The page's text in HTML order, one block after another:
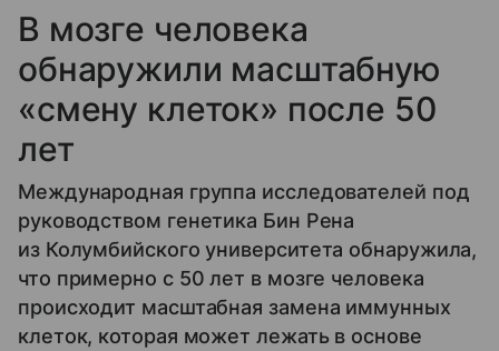
В мозге человека
обнаружили масштабную
«смену клеток» после 50
лет
Международная группа исследователей под
руководством генетика Бин Рена
из Колумбийского университета обнаружила,
что примерно с 50 лет в мозге человека
происходит масштабная замена иммунных
клеток, которая может лежать в основе